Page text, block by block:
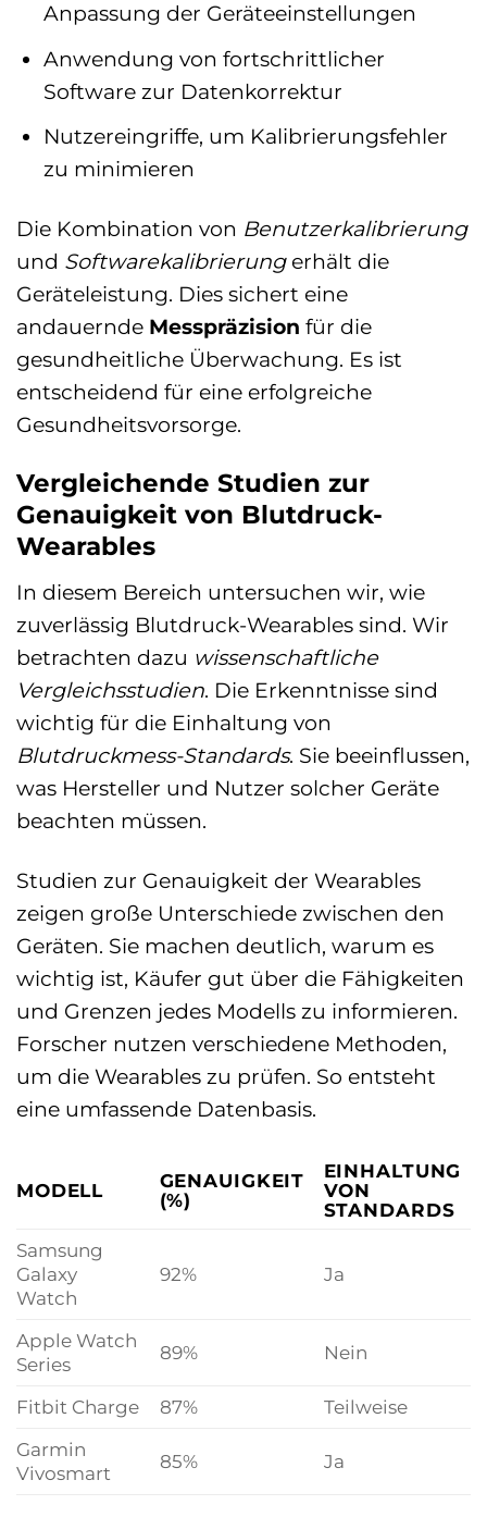
Anpassung der Geräteeinstellungen
Anwendung von fortschrittlicher
Software zur Datenkorrektur
Nutzereingriffe, um Kalibrierungsfehler
zu minimieren
Die Kombination von Benutzerkalibrierung
und Softwarekalibrierungerhält die
Geräteleistung. Dies sichert eine
andauernde Messpräzision für die
gesundheitliche Überwachung. Es ist
entscheidend für eine erfolgreiche
Gesundheitsvorsorge.
Vergleichende Studien zur
Genauigkeit von Blutdruck-
Wearables
In diesem Bereich untersuchen wir, wie
zuverlässig Blutdruck-Wearables sind. Wir
betrachten dazu wissenschaftliche
Vergleichsstudien. Die Erkenntnisse sind
wichtig für die Einhaltung von
Blutdruckmess-Standards. Sie beeinflussen,
was Hersteller und Nutzer solcher Geräte
beachten müssen.
Studien zur Genauigkeit der Wearables
zeigen große Unterschiede zwischen den
Geräten. Sie machen deutlich, warum es
wichtig ist, Käufer gut über die Fähigkeiten
und Grenzen jedes Modells zu informieren.
Forscher nutzen verschiedene Methoden,
um die Wearables zu prüfen. So entsteht
eine umfassende Datenbasis.
MODELL
GENAUIGKEIT
(%)
EINHALTUNG
VON
STANDARDS
Samsung
Galaxy
Watch
92% Ja
Apple Watch
Series
89% Nein
Fitbit Charge 87%
Teilweise
Garmin
Vivosmart
85% Ja